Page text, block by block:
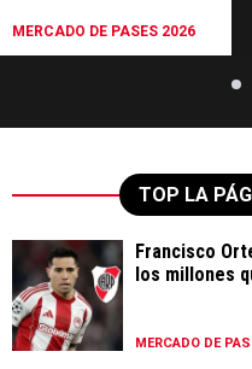
MERCADO DE PASES 2026
TOP LA
Francisco
los millones
MERCADO DE